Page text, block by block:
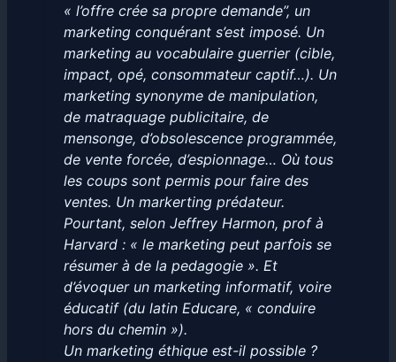
« l’offre crée sa propre demande”, un
marketing conquérant s’est imposé. Un
marketing au vocabulaire guerrier (cible,
impact, opé, consommateur captif…). Un
marketing synonyme de manipulation,
de matraquage publicitaire, de
mensonge, d’obsolescence programmée,
de vente forcée, d’espionnage… Où tous
les coups sont permis pour faire des
ventes. Un markerting prédateur.
Pourtant, selon Jeffrey Harmon, prof à
Harvard : « le marketing peut parfois se
résumer à de la pedagogie ». Et
d’évoquer un marketing informatif, voire
éducatif (du latin Educare, « conduire
hors du chemin »).
Un marketing éthique est-il possible ?